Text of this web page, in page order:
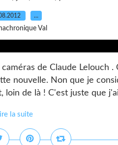
…
Val
de Claude Lelouch .
nouvelle. Non que je
de là ! C'est juste que
la suite